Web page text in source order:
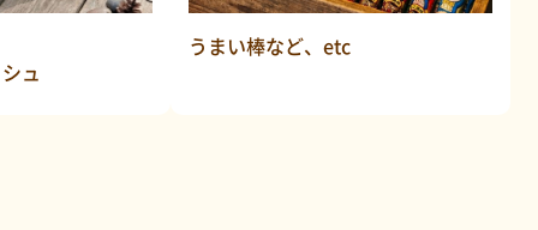
ュ
うまい棒など、etc